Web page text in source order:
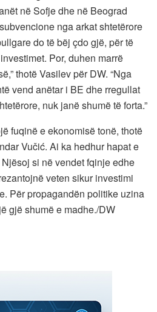
në Sofje dhe në Beograd
nga arkat shtetërore
do të bëj çdo gjë, për të
Por, duhen marrë
thotë Vasilev për DW. “Nga
vend anëtar i BE dhe rregullat
nuk janë shumë të forta.”
fuqinë e ekonomisë tonë, thotë
Vučić. Ai ka hedhur hapat e
si në vendet fqinje edhe
veten sikur investimi
Për propagandën politike uzina
gjë shumë e madhe./DW